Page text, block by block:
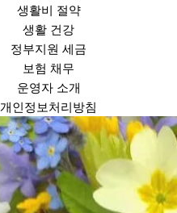
생활비 절약
생활 건강
정부지원 세금
보험 채무
운영자 소개
개인정보처리방침